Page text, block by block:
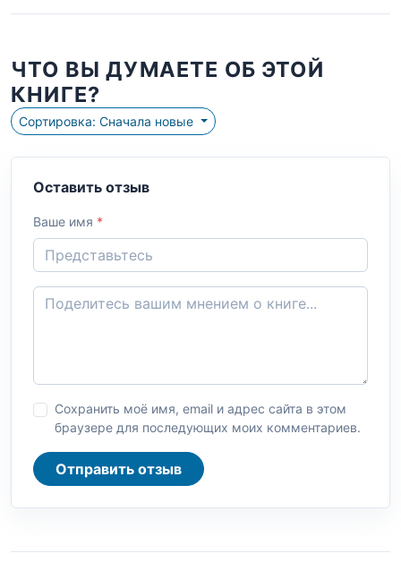
ЧТО ВЫ ДУМАЕТЕ ОБ ЭТОЙ
КНИГЕ?
Сортировка: Сначала новые
Оставить отзыв
Ваше имя *
Сохранить моё имя, email и адрес сайта в этом
браузере для последующих моих комментариев.
Отправить отзыв